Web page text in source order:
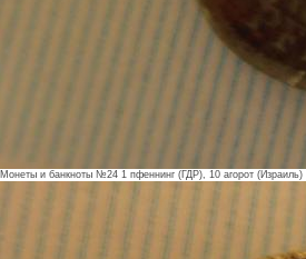
Монеты и банкноты №24 1 пфеннинг (ГДР), 10 агорот